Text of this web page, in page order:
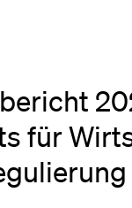
fürund